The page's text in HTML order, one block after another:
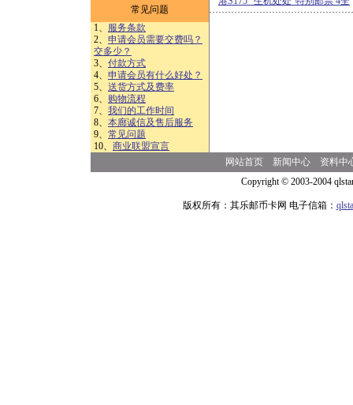
常见问题
1、 服务条款
2、 申请会员需要交费吗？
交多少？
3、 付款方式
4、 申请会员有什么好处？
5、 送货方式及费率
6、 购物流程
7、 我们的工作时间
8、 本廊诚信及售后服务
9、 常见问题
10、 商业联盟宣言
网站首页 新闻中心
资料中
Copyright © 2003-2004
版权所有：其乐邮币卡网 电子信箱：